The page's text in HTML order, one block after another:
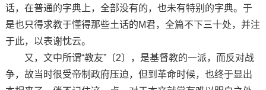
话，在普通的字典上，全部没有的，也未有特别的字典。于
是也只得求教于懂得那些土话的M君，全篇不下三十处，并注
于此，以表谢忱云。
又，文中所谓“教友”〔2〕，是基督教的一派，而反对战
争，故当时很受帝制政府压迫，但到革命时候，也终于显出